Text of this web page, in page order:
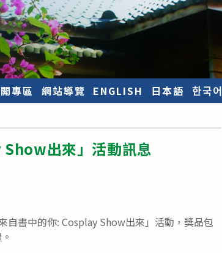
專區 網站導覽 ENGLISH 日本語 한국어
出來」活動訊息
自書中的你: Cosplay Show出來」活動，獎品包